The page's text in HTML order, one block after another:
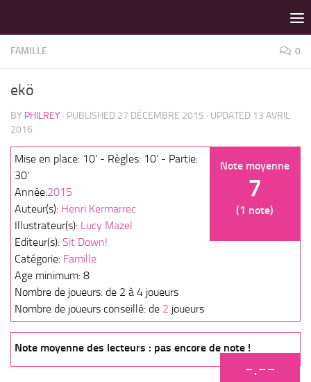
FAMILLE 0
ekö
BY PHILREY · PUBLISHED 27 DÉCEMBRE 2015 · UPDATED 13 AVRIL
2016
Note moyenne
7
(1 note)
Mise en place: 10' - Règles: 10' - Partie:
30'
Année:2015
Auteur(s): Henri Kermarrec
Illustrateur(s): Lucy Mazel
Editeur(s): Sit Down!
Catégorie: Famille
Age minimum: 8
Nombre de joueurs: de 2 à 4 joueurs
Nombre de joueurs conseillé: de 2 joueurs
Note moyenne des lecteurs : pas encore de note !
-.--